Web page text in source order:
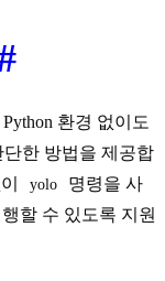
환경 없이도
한 방법을 제공합
yolo
명령을 사
할 수 있도록 지원